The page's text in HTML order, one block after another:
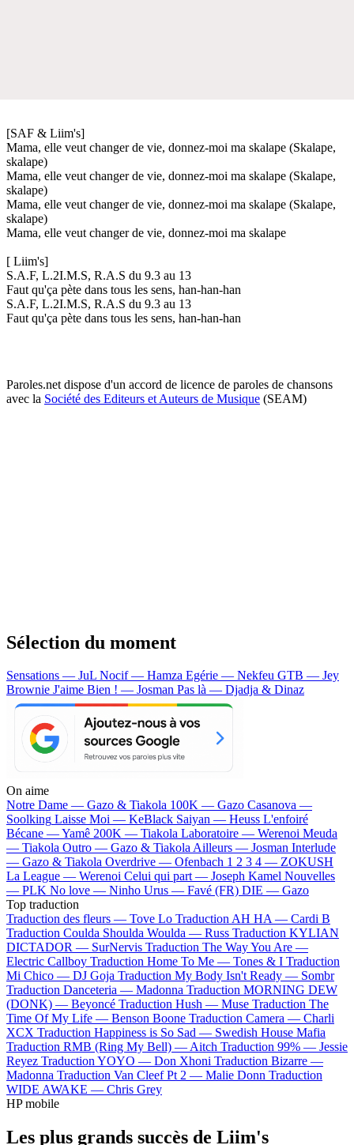
[SAF & Liim's]
Mama, elle veut changer de vie, donnez-moi ma skalape (Skalape,
skalape)
Mama, elle veut changer de vie, donnez-moi ma skalape (Skalape,
skalape)
Mama, elle veut changer de vie, donnez-moi ma skalape (Skalape,
skalape)
Mama, elle veut changer de vie, donnez-moi ma skalape
[ Liim's]
S.A.F, L.2I.M.S, R.A.S du 9.3 au 13
Faut qu'ça pète dans tous les sens, han-han-han
S.A.F, L.2I.M.S, R.A.S du 9.3 au 13
Faut qu'ça pète dans tous les sens, han-han-han
Paroles.net dispose d'un accord de licence de paroles de chansons
avec la Société des Editeurs et Auteurs de Musique (SEAM)
Sélection du moment
Sensations — JuL Nocif — Hamza Egérie — Nekfeu GTB — Jey
Brownie J'aime Bien ! — Josman Pas là — Djadja & Dinaz
On aime
Notre Dame — Gazo & Tiakola 100K — Gazo Casanova —
Soolking Laisse Moi — KeBlack Saiyan — Heuss L'enfoiré
Bécane —Yamê 200K — Tiakola Laboratoire — Werenoi Meuda
— Tiakola Outro — Gazo & TiakolaAilleurs — Josman Interlude
— Gazo & Tiakola Overdrive — Ofenbach 1 2 3 4 — ZOKUSH
La League — Werenoi Celui qui part — Joseph Kamel Nouvelles
— PLK No love — Ninho Urus — Favé (FR) DIE — Gazo
Top traduction
Traduction des fleurs — Tove Lo Traduction AH HA — Cardi B
Traduction Coulda Shoulda Woulda — Russ Traduction KYLIAN
DICTADOR — SurNervis Traduction The Way You Are —
Electric Callboy Traduction Home To Me — Tones & I Traduction
Mi Chico — DJ Goja Traduction My Body Isn't Ready — Sombr
Traduction Danceteria — Madonna Traduction MORNING DEW
(DONK) — Beyoncé Traduction Hush — Muse Traduction The
Time Of My Life — Benson Boone Traduction Camera — Charli
XCX Traduction Happiness is So Sad — Swedish House Mafia
Traduction RMB (Ring My Bell) —Aitch Traduction 99% — Jessie
Reyez Traduction YOYO — Don Xhoni Traduction Bizarre —
Madonna Traduction Van Cleef Pt 2 — Malie Donn Traduction
WIDE AWAKE — Chris Grey
HP mobile
Les plus grands succès de Liim's